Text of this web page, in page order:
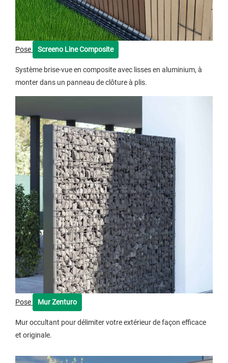
Pose Screeno Line Composite
Système brise-vue en composite avec lisses en aluminium, à
monter dans un panneau de clôture à plis.
Pose Mur Zenturo
Mur occultant pour délimiter votre extérieur de façon efficace
et originale.